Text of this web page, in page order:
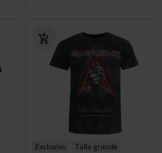
Exclusivo Talla grande